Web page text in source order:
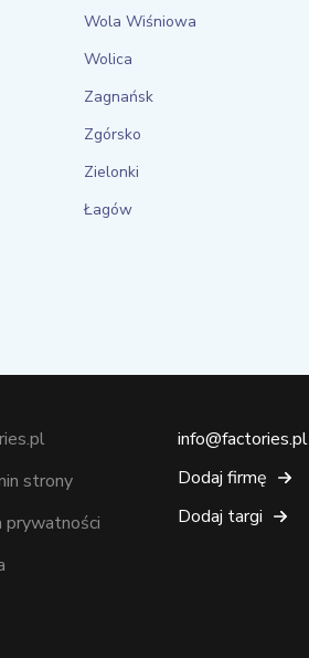
Wola Wiśniowa
Wolica
Zagnańsk
Zgórsko
Zielonki
Łagów
strony
info@factories.pl
Dodaj firmę
Dodaj targi